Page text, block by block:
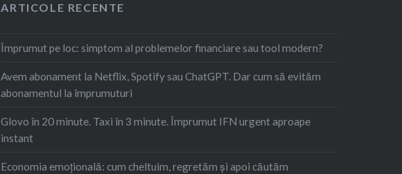
ARTICOLE RECENTE
Împrumut pe loc: simptom al problemelor financiare sau tool modern?
Avem abonament la Netflix, Spotify sau ChatGPT. Dar cum să evităm
abonamentul la împrumuturi
Glovo în 20 minute. Taxi în 3 minute. Împrumut IFN urgent aproape
instant
Economia emoțională: cum cheltuim, regretăm şi apoi căutăm